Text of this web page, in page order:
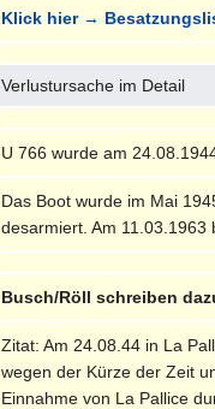
Klick hier →
Verlustursache im Detail
U 766 wurde am
Das Boot wurde im Mai
desarmiert. Am 11.03.1963
Busch/Röll schreiben
Zitat: Am 24.08.44 in La
wegen der Kürze der Zeit
Einnahme von La Pallice